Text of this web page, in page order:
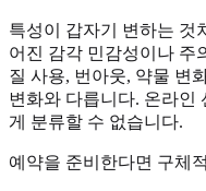
특성이 갑자기 변하는 것
어진 감각 민감성이나 주
질 사용, 번아웃, 약물 변
변화와 다릅니다. 온라인
게 분류할 수 없습니다.
예약을 준비한다면 구체